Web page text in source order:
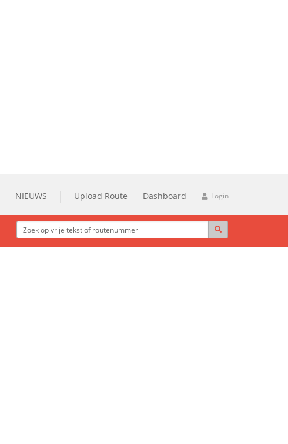
NIEUWS Upload Route Dashboard Login